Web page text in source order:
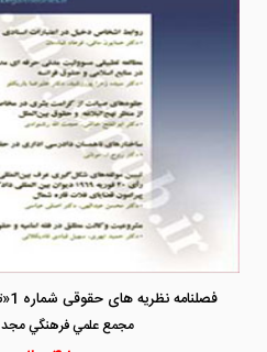
مجمع علمي فرهنگي مجد